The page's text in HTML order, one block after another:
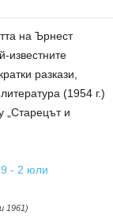
на Ърнест
известните
разкази,
(1954 г.)
„Старецът и
1961)